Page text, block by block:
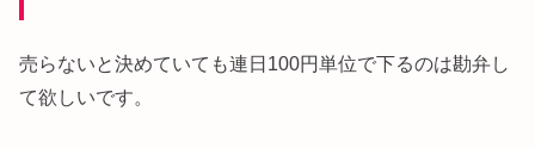
売らないと決めていても連日100円単位で下るのは勘弁し
て欲しいです。